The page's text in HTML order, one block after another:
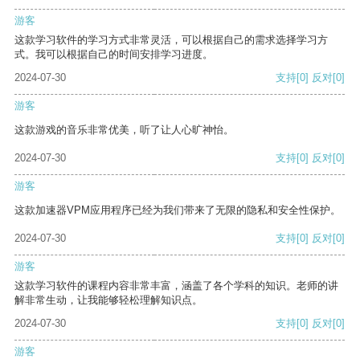
游客
这款学习软件的学习方式非常灵活，可以根据自己的需求选择学习方
式。我可以根据自己的时间安排学习进度。
2024-07-30
支持[0] 反对[0]
游客
这款游戏的音乐非常优美，听了让人心旷神怡。
2024-07-30 支持[0] 反对[0]
游客
这款加速器VPM应用程序已经为我们带来了无限的隐私和安全性保护。
2024-07-30 支持[0] 反对[0]
游客
这款学习软件的课程内容非常丰富，涵盖了各个学科的知识。老师的讲
解非常生动，让我能够轻松理解知识点。
2024-07-30
支持[0] 反对[0]
游客